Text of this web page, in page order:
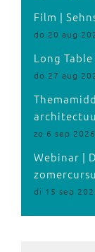
Film |
do 20 aug
Long
do 27 aug
zo 6 sep 2026
Webinar |
di 15 sep